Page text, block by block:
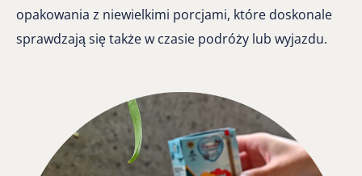
opakowania z niewielkimi porcjami, które doskonale
sprawdzają się także w czasie podróży lub wyjazdu.